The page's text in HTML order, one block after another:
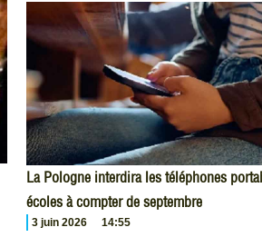
La Pologne interdira les téléphones
écoles à compter de septembre
3 juin 2026 14:55